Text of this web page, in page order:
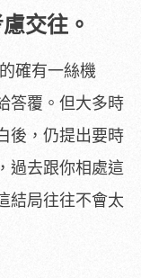
交往。
確有一絲機
答覆。但大多時
後，仍提出要時
過去跟你相處這
結局往往不會太